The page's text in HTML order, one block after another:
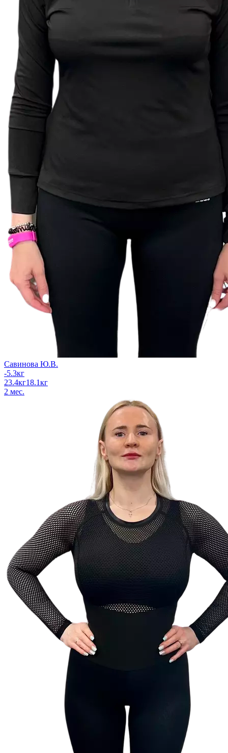
Савинова Ю.В.
-5.3кг
23.4кг18.1кг
2 мес.